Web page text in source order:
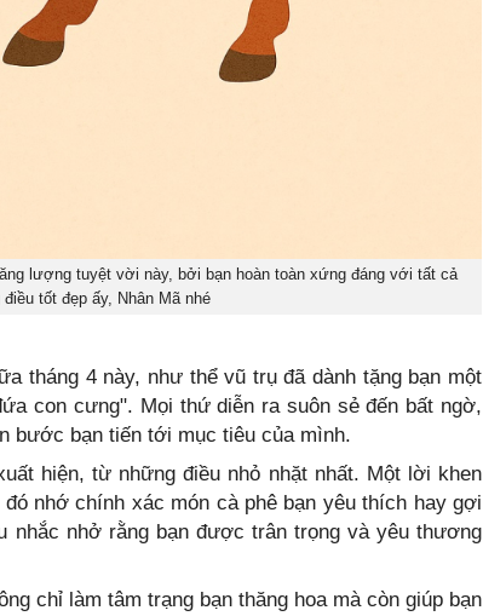
lượng tuyệt vời này, bởi bạn hoàn toàn xứng đáng với tất cả
tốt đẹp ấy, Nhân Mã nhé
tháng 4 này, như thể vũ trụ đã dành tặng bạn một
con cưng". Mọi thứ diễn ra suôn sẻ đến bất ngờ,
bước bạn tiến tới mục tiêu của mình.
hiện, từ những điều nhỏ nhặt nhất. Một lời khen
nhớ chính xác món cà phê bạn yêu thích hay gợi
nhắc nhở rằng bạn được trân trọng và yêu thương
chỉ làm tâm trạng bạn thăng hoa mà còn giúp bạn